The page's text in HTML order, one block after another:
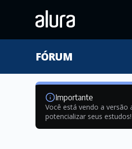
FÓRUM
Importante
Você está vendo a versão
potencializar seus estudos!